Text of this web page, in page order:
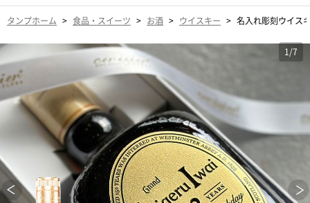
タンプホーム > 食品・スイーツ > お酒 > ウイスキー > 名入れ彫刻ウイス
1/7